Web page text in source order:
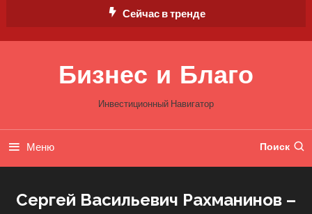
Сейчас в тренде
Бизнес и Благо
Инвестиционный Навигатор
Меню Поиск
Сергей Васильевич Рахманинов –